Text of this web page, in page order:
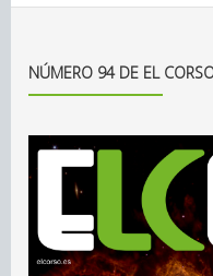
NÚMERO 94 DE EL